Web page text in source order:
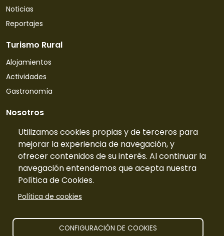
Utilizamos cookies propias y de terceros para
mejorar la experiencia de navegación, y
ofrecer contenidos de su interés. Al continuar la
navegación entendemos que acepta nuestra
Política de Cookies.
Política de cookies
CONFIGURACIÓN DE COOKIES
Noticias
Reportajes
Turismo Rural
Alojamientos
Actividades
Gastronomía
Nosotros
Quiénes somos
Contacto
Tarifas
Preguntas frecuentes
Información